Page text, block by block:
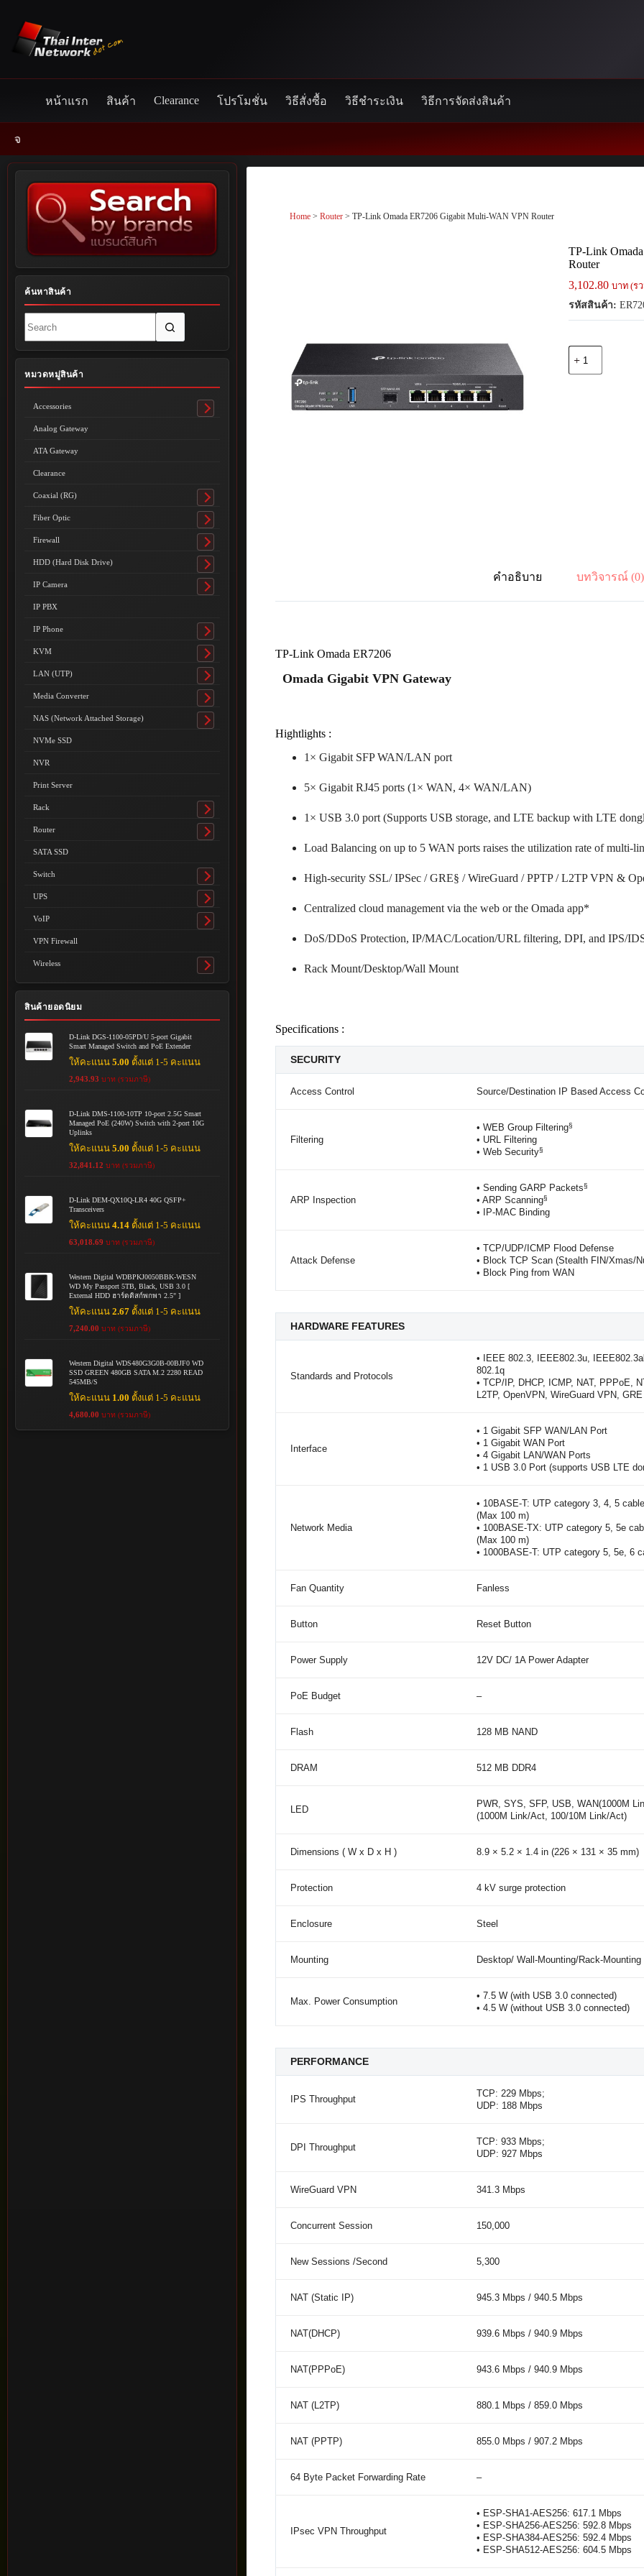
content
หน้าแรก สินค้า Clearance โปรโมชั่น วิธีสั่งซื้อ วิธีชำระเงิน วิธีการจัดส่งสินค้า
Home >Router > TP-Link Omada ER7206 Gigabit Multi-WAN VPN Router
TP-Link
Router
3,102.80 บาท (ร
รหัสสินค้า:
คำอธิบาย บทวิจารณ์ (0)
TP-Link Omada ER7206
Omada Gigabit VPN Gateway
Hightlights :
1× Gigabit SFP WAN/LAN port
5× Gigabit RJ45 ports (1× WAN, 4× WAN/LAN)
1× USB 3.0 port (Supports USB storage, and LTE backup with LTE
Load Balancing on up to 5 WAN ports raises the utilization rate of multi-
High-security SSL/ IPSec / GRE§ / WireGuard / PPTP / L2TP VPN &
Centralized cloud management via the web or the Omada app*
DoS/DDoS Protection, IP/MAC/Location/URL filtering, DPI, and IPS/
Rack Mount/Desktop/Wall Mount
Specifications :
SECURITY
Access Control Source/Destination IP Based Access
Filtering
• WEB Group Filtering§
• URL Filtering
• Web Security§
ARP Inspection
• Sending GARP Packets§
• ARP Scanning§
• IP-MAC Binding
Attack Defense
• TCP/UDP/ICMP Flood Defense
• Block TCP Scan (Stealth FIN/Xmas/
• Block Ping from WAN
HARDWARE FEATURES
Standards and Protocols
• IEEE 802.3, IEEE802.3u,
802.1q
• TCP/IP, DHCP, ICMP, NAT, PPPoE,
L2TP, OpenVPN, WireGuard VPN,
Interface
• 1 Gigabit SFP WAN/LAN Port
• 1 Gigabit WAN Port
• 4 Gigabit LAN/WAN Ports
• 1 USB 3.0 Port (supports USB LTE
Network Media
• 10BASE-T: UTP category 3, 4, 5
(Max 100 m)
• 100BASE-TX: UTP category 5, 5e
(Max 100 m)
• 1000BASE-T: UTP category 5, 5e, 6
Fan Quantity Fanless
Button Reset Button
Power Supply 12V DC/ 1A Power Adapter
PoE Budget –
Flash 128 MB NAND
DRAM 512 MB DDR4
LED
PWR, SYS, SFP, USB, WAN(1000M
(1000M Link/Act, 100/10M Link/Act)
Dimensions ( W x D x H ) 8.9 × 5.2 × 1.4 in (226 × 131 × 35 mm)
Protection 4 kV surge protection
Enclosure Steel
Mounting Desktop/ Wall-Mounting/Rack-Mounting
Max. Power Consumption
• 7.5 W (with USB 3.0 connected)
• 4.5 W (without USB 3.0 connected)
PERFORMANCE
IPS Throughput
TCP: 229 Mbps;
UDP: 188 Mbps
DPI Throughput
TCP: 933 Mbps;
UDP: 927 Mbps
WireGuard VPN 341.3 Mbps
Concurrent Session 150,000
New Sessions /Second 5,300
NAT (Static IP) 945.3 Mbps / 940.5 Mbps
NAT(DHCP) 939.6 Mbps / 940.9 Mbps
NAT(PPPoE) 943.6 Mbps / 940.9 Mbps
NAT (L2TP) 880.1 Mbps / 859.0 Mbps
NAT (PPTP) 855.0 Mbps / 907.2 Mbps
64 Byte Packet Forwarding Rate –
IPsec VPN Throughput
• ESP-SHA1-AES256: 617.1 Mbps
• ESP-SHA256-AES256: 592.8 Mbps
• ESP-SHA384-AES256: 592.4 Mbps
• ESP-SHA512-AES256: 604.5 Mbps
ค้นหาสินค้า
results
หมวดหมู่สินค้า
Accessories
Toggle
Analog Gateway
ATA Gateway
Clearance
Coaxial (RG)
Toggle
submenu
Fiber Optic
Toggle
submenu
Firewall
Toggle
submenu
HDD (Hard Disk Drive)
Toggle
submenu
IP Camera
Toggle
IP PBX
IP Phone
Toggle
submenu
KVM
Toggle
submenu
LAN (UTP)
Toggle
submenu
Media Converter
Toggle
submenu
NAS (Network Attached Storage)
Toggle
NVMe SSD
NVR
Print Server
Rack
Toggle
submenu
Router
Toggle
SATA SSD
Switch
Toggle
submenu
UPS
Toggle
submenu
VoIP
Toggle
VPN Firewall
Wireless
Toggle
submenu
สินค้ายอดนิยม
D-Link DGS-1100-05PD/U 5-port Gigabit
Smart Managed Switch and PoE Extender
ให้คะแนน5.00 ตั้งแต่ 1-5 คะแนน
2,943.93 บาท (รวมภาษี)
D-Link DMS-1100-10TP 10-port 2.5G Smart
Managed PoE (240W) Switch with 2-port 10G
Uplinks
ให้คะแนน5.00 ตั้งแต่ 1-5 คะแนน
32,841.12 บาท (รวมภาษี)
D-Link DEM-QX10Q-LR4 40G QSFP+
Transceivers
ให้คะแนน4.14 ตั้งแต่ 1-5 คะแนน
63,018.69 บาท (รวมภาษี)
Western Digital WDBPKJ0050BBK-WESN
WD My Passport 5TB, Black, USB 3.0 [
External HDD ฮาร์ดดิสก์พกพา 2.5" ]
ให้คะแนน2.67 ตั้งแต่ 1-5 คะแนน
7,240.00 บาท (รวมภาษี)
Western Digital WDS480G3G0B-00BJF0 WD
SSD GREEN 480GB SATA M.2 2280 READ
545MB/S
ให้คะแนน 1.00 ตั้งแต่ 1-5 คะแนน
4,680.00 บาท (รวมภาษี)